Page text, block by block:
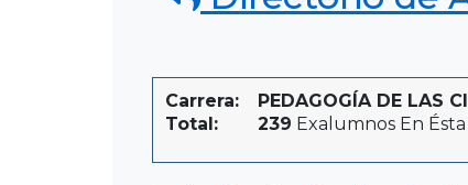
Carrera:
PEDAGOGÍA DE LAS
Total:
239 Exalumnos En